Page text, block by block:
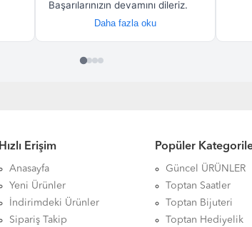
Hızlı Erişim
Anasayfa
Yeni Ürünler
İndirimdeki Ürünler
Sipariş Takip
Popüler
Güncel ÜRÜNLER
Toptan Saatler
Toptan Bijuteri
Toptan Hediyelik